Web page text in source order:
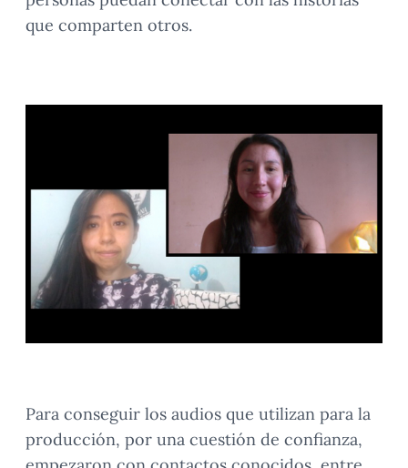
que comparten otros.
Para conseguir los audios que utilizan para la
producción, por una cuestión de confianza,